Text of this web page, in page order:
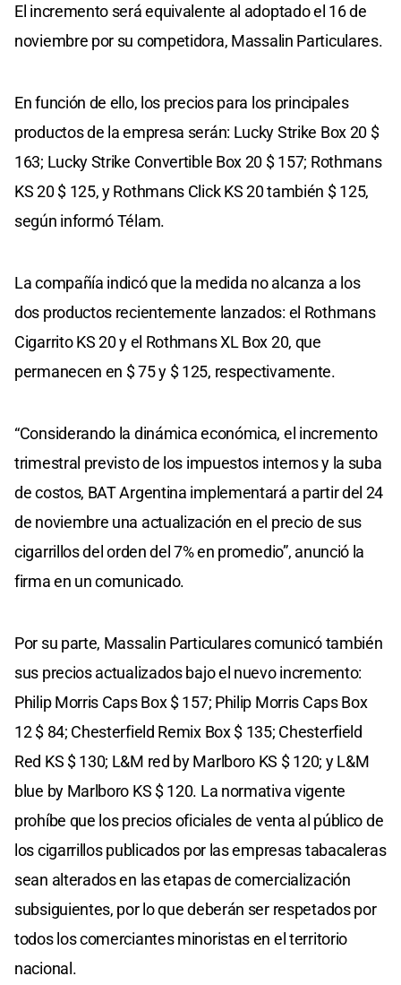
El incremento será equivalente al adoptado el 16 de
noviembre por su competidora, Massalin Particulares.
En función de ello, los precios para los principales
productos de la empresa serán: Lucky Strike Box 20 $
163; Lucky Strike Convertible Box 20 $ 157; Rothmans
KS 20 $ 125, y Rothmans Click KS 20 también $ 125,
según informó Télam.
La compañía indicó que la medida no alcanza a los
dos productos recientemente lanzados: el Rothmans
Cigarrito KS 20 y el Rothmans XL Box 20, que
permanecen en $ 75 y $ 125, respectivamente.
“Considerando la dinámica económica, el incremento
trimestral previsto de los impuestos internos y la suba
de costos, BAT Argentina implementará a partir del 24
de noviembre una actualización en el precio de sus
cigarrillos del orden del 7% en promedio”, anunció la
firma en un comunicado.
Por su parte, Massalin Particulares comunicó también
sus precios actualizados bajo el nuevo incremento:
Philip Morris Caps Box $ 157; Philip Morris Caps Box
12 $ 84; Chesterfield Remix Box $ 135; Chesterfield
Red KS $ 130; L&M red by Marlboro KS $ 120; y L&M
blue by Marlboro KS $ 120. La normativa vigente
prohíbe que los precios oficiales de venta al público de
los cigarrillos publicados por las empresas tabacaleras
sean alterados en las etapas de comercialización
subsiguientes, por lo que deberán ser respetados por
todos los comerciantes minoristas en el territorio
nacional.